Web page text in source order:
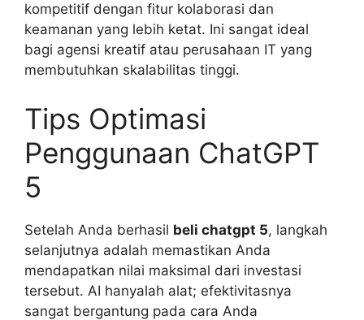
kompetitif dengan fitur kolaborasi dan
keamanan yang lebih ketat. Ini sangat ideal
bagi agensi kreatif atau perusahaan IT yang
membutuhkan skalabilitas tinggi.
Tips Optimasi
Penggunaan ChatGPT
5
Setelah Anda berhasil beli chatgpt 5, langkah
selanjutnya adalah memastikan Anda
mendapatkan nilai maksimal dari investasi
tersebut. AI hanyalah alat; efektivitasnya
sangat bergantung pada cara Anda